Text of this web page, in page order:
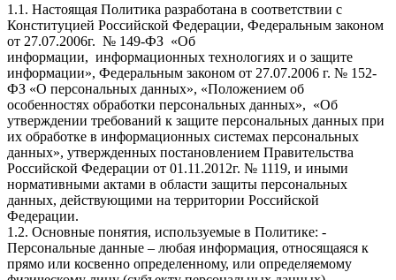
1.1. Настоящая Политика разработана в соответствии с
Конституцией Российской Федерации, Федеральным законом
от 27.07.2006г. № 149-ФЗ «Об
информации, информационных технологиях и о защите
информации», Федеральным законом от 27.07.2006 г. № 152-
ФЗ «О персональных данных», «Положением об
особенностях обработки персональных данных», «Об
утверждении требований к защите персональных данных при
их обработке в информационных системах персональных
данных», утвержденных постановлением Правительства
Российской Федерации от 01.11.2012г. № 1119, и иными
нормативными актами в области защиты персональных
данных, действующими на территории Российской
Федерации.
1.2. Основные понятия, используемые в Политике: -
Персональные данные – любая информация, относящаяся к
прямо или косвенно определенному, или определяемому